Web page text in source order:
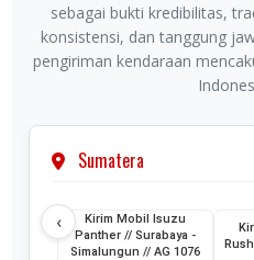
sebagai bukti kredibilitas,
konsistensi, dan tanggung
pengiriman kendaraan
Sumatera
‹
Kirim Mobil Isuzu
Panther // Surabaya -
Simalungun // AG 1076